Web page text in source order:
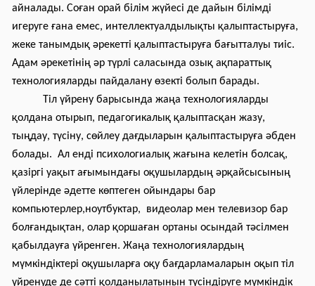
айналады. Соған орай білім жүйесі де дайын білімді
игеруге ғана емес, интеллектуалдылықты қалыптастыруға,
жеке танымдық әрекетті қалыптастыруға бағытталуы тиіс.
Адам әрекетінің әр түрлі саласында озық ақпараттық
технологияларды пайдалану өзекті болып барады.
Тіл үйрену барысында жаңа технологияларды
қолдана отырып, педагогикалық қалыптасқан жазу,
тыңдау, түсіну, сөйлеу дағдыларын қалыптастыруға әбден
болады. Ал енді психологиалық жағына келетін болсақ,
қазіргі уақыт ағымындағы оқушылардың әрқайсысының
үйлерінде әдетте көптеген ойындары бар
компьютерлер,ноутбуктар, видеолар мен телевизор бар
болғандықтан, олар қоршаған ортаны осындай тәсілмен
қабылдауға үйренген. Жаңа технологиялардың
мүмкіндіктері оқушыларға оқу бағдарламаларын оқып тіл
үйренуде де сәтті қолданылатынын түсіндіруге мүмкіндік